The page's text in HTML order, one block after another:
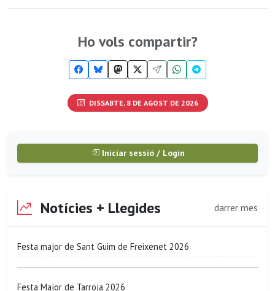
Ho vols compartir?
DISSABTE, 8 DE AGOST DE 2026
Iniciar sessió / Login
Notícies + Llegides darrer mes
Festa major de Sant Guim de Freixenet 2026
Festa Major de Tarroja 2026